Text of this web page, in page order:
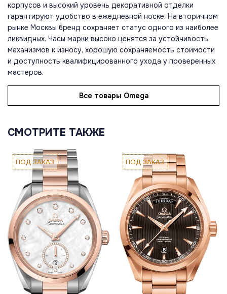
корпусов и высокий уровень декоративной отделки
гарантируют удобство в ежедневной носке. На вторичном
рынке Москвы бренд сохраняет статус одного из наиболее
ликвидных. Часы марки высоко ценятся за устойчивость
механизмов к износу, хорошую сохраняемость стоимости
и доступность квалифицированного ухода у проверенных
мастеров.
Все товары Omega
СМОТРИТЕ ТАКЖЕ
ПОД ЗАКАЗ ПОД ЗАКАЗ